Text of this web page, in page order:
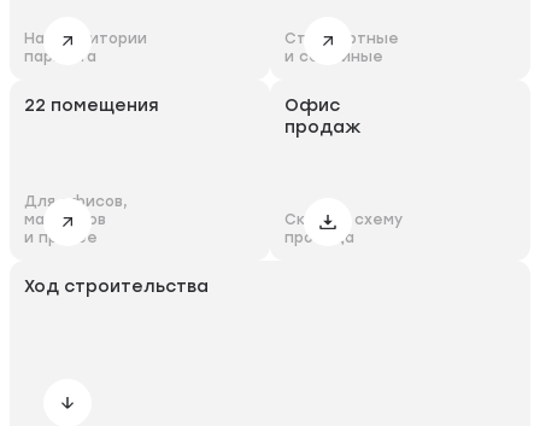
На территории
паркинга
Стандартные
и семейные
22 помещения
Для офисов,
магазинов
и прочее
Офис
продаж
Скачать схему
проезда
Ход строительства